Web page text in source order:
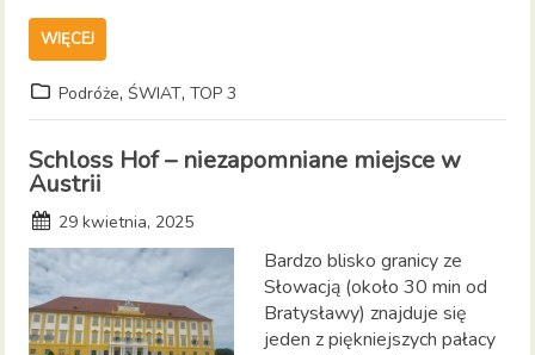
WIĘCEJ
Podróże,ŚWIAT,TOP 3
Schloss Hof – niezapomniane miejsce w
Austrii
29 kwietnia, 2025
Bardzo blisko granicy ze
Słowacją (około 30 min od
Bratysławy) znajduje się
jeden z piękniejszych pałacy